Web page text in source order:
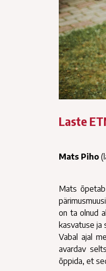
Laste
Mats Piho
Mats
on ta olnud
kasvatuse ja
Vabal ajal
avardav
õppida, et